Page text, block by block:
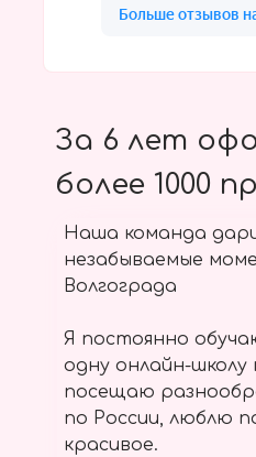
За 6 лет
более 1000
Наша команда
незабываемые
Волгограда
Я постоянно
одну онлайн-школу
посещаю
по России, люблю
красивое.